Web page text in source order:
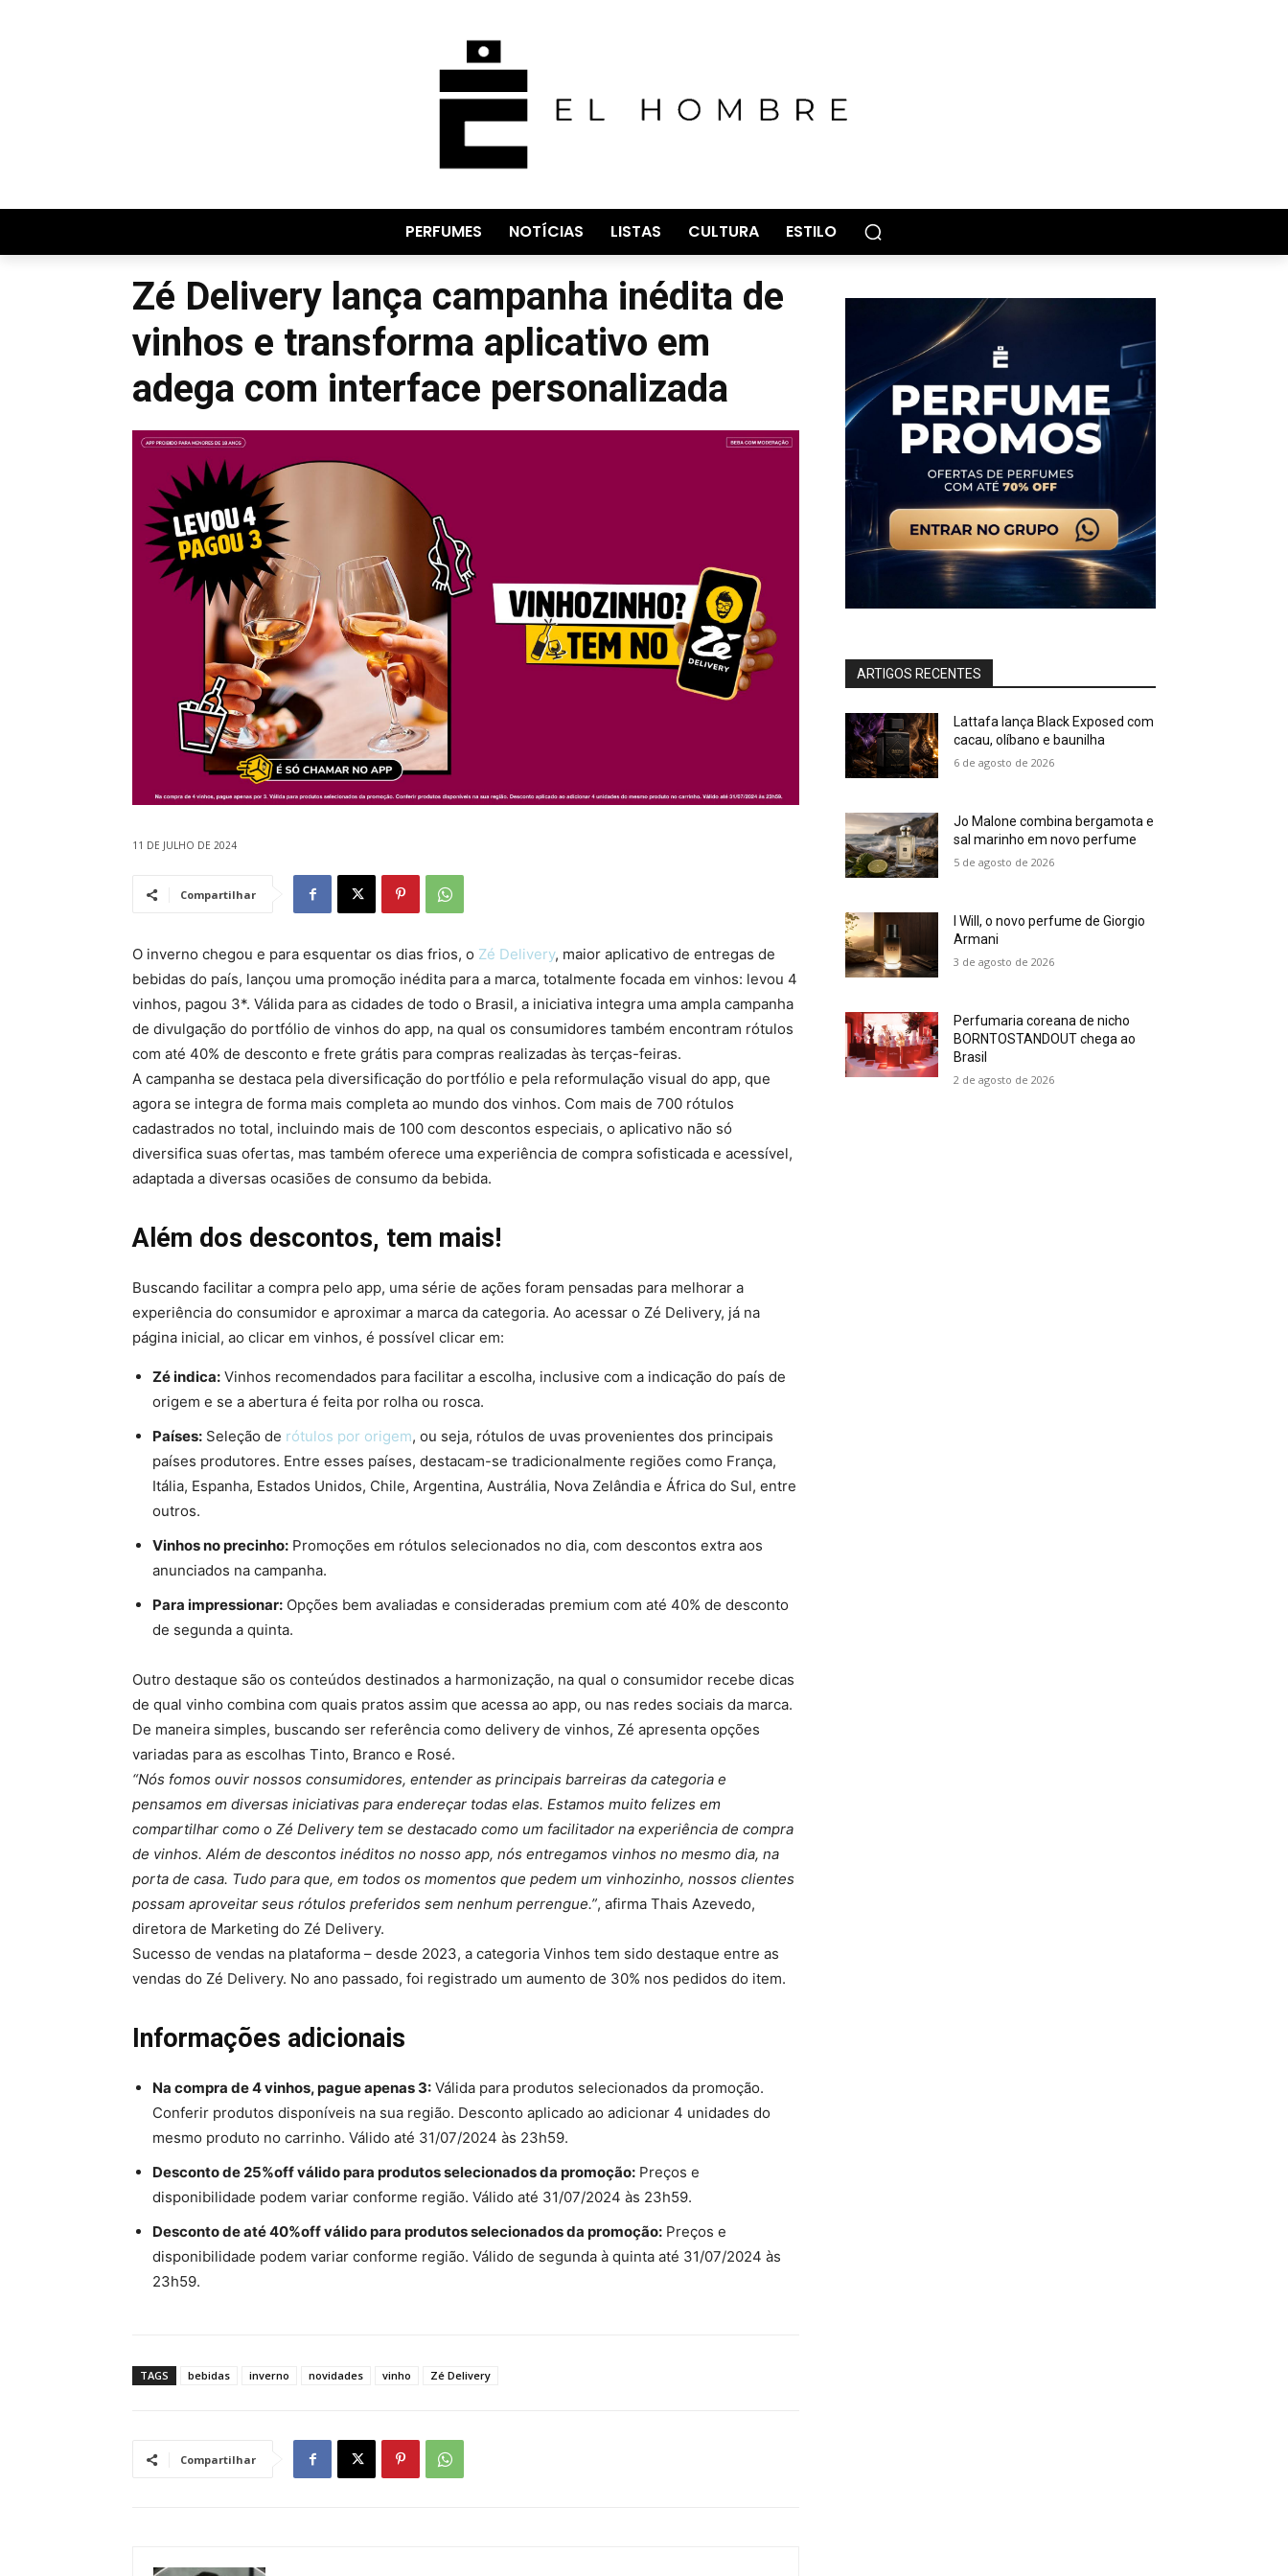
PERFUMES NOTÍCIAS LISTAS CULTURA ESTILO
Zé Delivery lança campanha inédita de
vinhos e transforma aplicativo em
adega com interface personalizada
11 DE JULHO DE 2024
Compartilhar
O inverno chegou e para esquentar os dias frios, o Zé Delivery, maior aplicativo de entregas de
bebidas do país, lançou uma promoção inédita para a marca, totalmente focada em vinhos: levou 4
vinhos, pagou 3*. Válida para as cidades de todo o Brasil, a iniciativa integra uma ampla campanha
de divulgação do portfólio de vinhos do app, na qual os consumidores também encontram rótulos
com até 40% de desconto e frete grátis para compras realizadas às terças-feiras.
A campanha se destaca pela diversificação do portfólio e pela reformulação visual do app, que
agora se integra de forma mais completa ao mundo dos vinhos. Com mais de 700 rótulos
cadastrados no total, incluindo mais de 100 com descontos especiais, o aplicativo não só
diversifica suas ofertas, mas também oferece uma experiência de compra sofisticada e acessível,
adaptada a diversas ocasiões de consumo da bebida.
Além dos descontos, tem mais!
Buscando facilitar a compra pelo app, uma série de ações foram pensadas para melhorar a
experiência do consumidor e aproximar a marca da categoria. Ao acessar o Zé Delivery, já na
página inicial, ao clicar em vinhos, é possível clicar em:
Zé indica: Vinhos recomendados para facilitar a escolha, inclusive com a indicação do país de
origem e se a abertura é feita por rolha ou rosca.
Países: Seleção de rótulos por origem, ou seja, rótulos de uvas provenientes dos principais
países produtores. Entre esses países, destacam-se tradicionalmente regiões como França,
Itália, Espanha, Estados Unidos, Chile, Argentina, Austrália, Nova Zelândia e África do Sul, entre
outros.
Vinhos no precinho: Promoções em rótulos selecionados no dia, com descontos extra aos
anunciados na campanha.
Para impressionar: Opções bem avaliadas e consideradas premium com até 40% de desconto
de segunda a quinta.
Outro destaque são os conteúdos destinados a harmonização, na qual o consumidor recebe dicas
de qual vinho combina com quais pratos assim que acessa ao app, ou nas redes sociais da marca.
De maneira simples, buscando ser referência como delivery de vinhos, Zé apresenta opções
variadas para as escolhas Tinto, Branco e Rosé.
“Nós fomos ouvir nossos consumidores, entender as principais barreiras da categoria e
pensamos em diversas iniciativas para endereçar todas elas. Estamos muito felizes em
compartilhar como o Zé Delivery tem se destacado como um facilitador na experiência de compra
de vinhos. Além de descontos inéditos no nosso app, nós entregamos vinhos no mesmo dia, na
porta de casa. Tudo para que, em todos os momentos que pedem um vinhozinho, nossos clientes
possam aproveitar seus rótulos preferidos sem nenhum perrengue.”, afirma Thais Azevedo,
diretora de Marketing do Zé Delivery.
Sucesso de vendas na plataforma – desde 2023, a categoria Vinhos tem sido destaque entre as
vendas do Zé Delivery. No ano passado, foi registrado um aumento de 30% nos pedidos do item.
Informações adicionais
Na compra de 4 vinhos, pague apenas 3: Válida para produtos selecionados da promoção.
Conferir produtos disponíveis na sua região. Desconto aplicado ao adicionar 4 unidades do
mesmo produto no carrinho. Válido até 31/07/2024 às 23h59.
Desconto de 25%off válido para produtos selecionados da promoção: Preços e
disponibilidade podem variar conforme região. Válido até 31/07/2024 às 23h59.
Desconto de até 40%off válido para produtos selecionados da promoção: Preços e
disponibilidade podem variar conforme região. Válido de segunda à quinta até 31/07/2024 às
23h59.
TAGS bebidas inverno novidades vinho Zé Delivery
Compartilhar
ARTIGOS RECENTES
Lattafa lança Black Exposed com
cacau, olíbano e baunilha
6 de agosto de 2026
Jo Malone combina bergamota e
sal marinho em novo perfume
5 de agosto de 2026
I Will, o novo perfume de Giorgio
Armani
3 de agosto de 2026
Perfumaria coreana de nicho
BORNTOSTANDOUT chega ao
Brasil
2 de agosto de 2026